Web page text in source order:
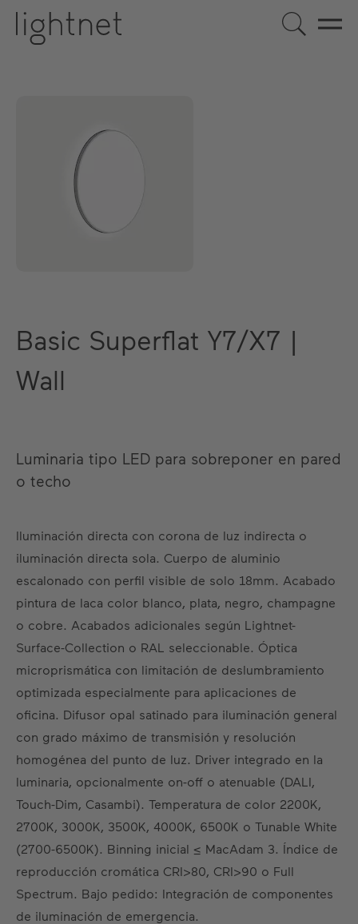
ES DE EN US FR
Basic Superflat Y7/X7 |
Wall
Luminaria tipo LED para sobreponer en pared
o techo
Iluminación directa con corona de luz indirecta o
iluminación directa sola. Cuerpo de aluminio
escalonado con perfil visible de solo 18mm. Acabado
pintura de laca color blanco, plata, negro, champagne
o cobre. Acabados adicionales según Lightnet-
Surface-Collection o RAL seleccionable. Óptica
microprismática con limitación de deslumbramiento
optimizada especialmente para aplicaciones de
oficina. Difusor opal satinado para iluminación general
con grado máximo de transmisión y resolución
homogénea del punto de luz. Driver integrado en la
luminaria, opcionalmente on-off o atenuable (DALI,
Touch-Dim, Casambi). Temperatura de color 2200K,
2700K, 3000K, 3500K, 4000K, 6500K o Tunable White
(2700-6500K). Binning inicial ≤ MacAdam 3. Índice de
reproducción cromática CRI>80, CRI>90 o Full
Spectrum. Bajo pedido: Integración de componentes
de iluminación de emergencia.